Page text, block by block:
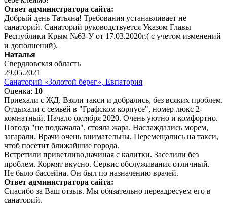
Ответ администратора сайта:
Добрый день Татьяна! Требования устанавливает не
санаторий. Санаторий руководствуется Указом Главы
Республики Крым №63-У от 17.03.2020г.( с учетом изменений
и дополнений).
Наталья
Свердловская область
29.05.2021
Санаторий «Золотой берег», Евпатория
Оценка: 10
Приехали с ЖД. Взяли такси и добрались, без всяких проблем.
Отдыхали с семьёй в "Графском корпусе", номер люкс 2-
комнатный. Начало октября 2020. Очень уютно и комфортно.
Погода "не подкачала", стояла жара. Наслаждались морем,
загарали. Врачи очень внимательны. Перемещались на такси,
чтоб посетит ближайшие города.
Встретили приветливо,начиная с калитки. Заселили без
проблем. Кормят вкусно. Сервис обслуживания отличный.
Не было бассейна. Он был по назначению врачей.
Ответ администратора сайта:
Спасибо за Ваш отзыв. Мы обязательно переадресуем его в
санаторий.